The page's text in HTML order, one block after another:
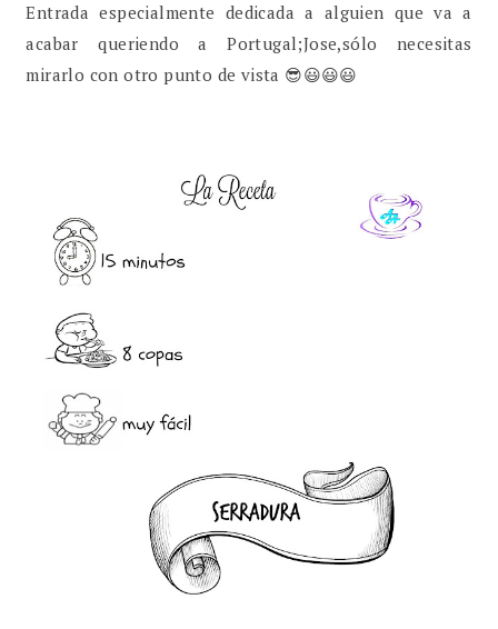
Entrada especialmente dedicada a alguien que va a
acabar queriendo a Portugal;Jose,sólo necesitas
mirarlo con otro punto de vista 😎😃😃😃